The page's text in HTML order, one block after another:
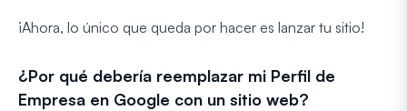
¡Ahora, lo único que queda por hacer es lanzar tu sitio!
¿Por qué debería reemplazar mi Perfil de
Empresa en Google con un sitio web?